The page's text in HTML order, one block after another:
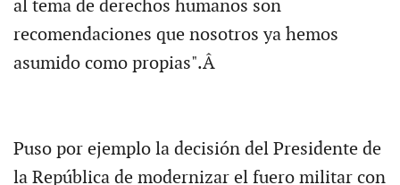
al tema de derechos humanos son
recomendaciones que nosotros ya hemos
asumido como propias".Â
Puso por ejemplo la decisión del Presidente de
la República de modernizar el fuero militar con